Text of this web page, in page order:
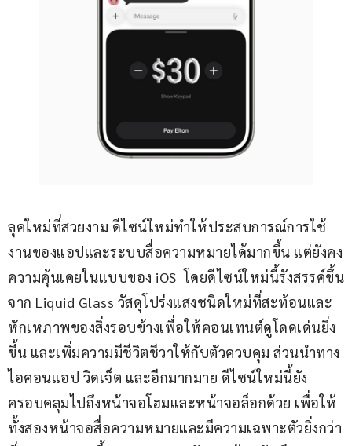
ลุคใหม่ที่สวยงาม ดีไซน์ใหม่ทำให้ประสบการณ์การใช้
งานของแอปและระบบสื่อความหมายได้มากขึ้น แต่ยังคง
ความคุ้นเคยในแบบของ iOS  โดยดีไซน์ใหม่นี้รังสรรค์ขึ้น
จาก Liquid Glass วัสดุโปร่งแสงชนิดใหม่ที่สะท้อนและ
หักเหภาพของสิ่งรอบข้างเพื่อให้คอนเทนต์ดูโดดเด่นยิ่ง
ขึ้น และเพิ่มความมีชีวิตชีวาให้กับตัวควบคุม ส่วนนำทาง
ไอคอนแอป วิดเจ็ต และอีกมากมาย ดีไซน์ใหม่นี้ยัง
ครอบคลุมไปถึงหน้าจอโฮมและหน้าจอล็อกด้วย เพื่อให้
ทั้งสองหน้าจอสื่อความหมายและมีความเฉพาะตัวยิ่งกว่า